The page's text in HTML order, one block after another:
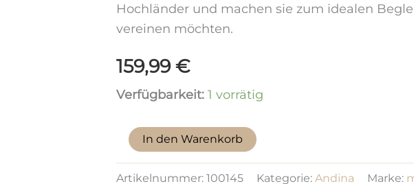
Hochländer und machen sie zum idealen
vereinen möchten.
159,99€
Verfügbarkeit: 1 vorrätig
Shigra-
Tasche
Menge
In den Warenkorb
Artikelnummer:100145 Kategorie:Andina Marke: